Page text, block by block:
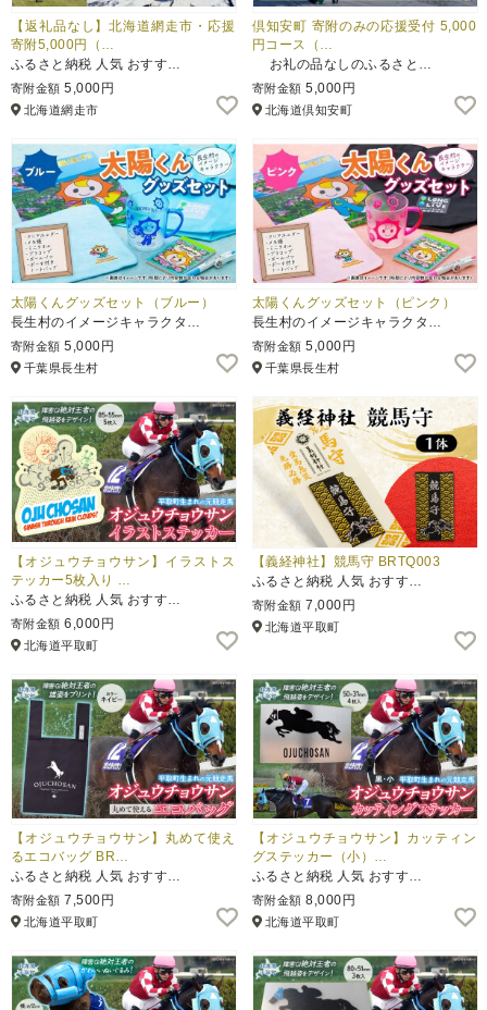
【返礼品なし】北海道網走市・応援
寄附5,000円（…
ふるさと納税 人気 おすす…
寄附金額 5,000円
北海道網走市
倶知安町 寄附のみの応援受付 5,000
円コース（…
お礼の品なしのふるさと…
寄附金額 5,000円
北海道倶知安町
太陽くんグッズセット（ブルー）
長生村のイメージキャラクタ…
寄附金額 5,000円
千葉県長生村
太陽くんグッズセット（ピンク）
長生村のイメージキャラクタ…
寄附金額 5,000円
千葉県長生村
【オジュウチョウサン】イラストス
テッカー5枚入り …
ふるさと納税 人気 おすす…
寄附金額 6,000円
北海道平取町
【義経神社】競馬守 BRTQ003
ふるさと納税 人気 おすす…
寄附金額 7,000円
北海道平取町
【オジュウチョウサン】丸めて使え
るエコバッグ BR…
ふるさと納税 人気 おすす…
寄附金額 7,500円
北海道平取町
【オジュウチョウサン】カッティン
グステッカー（小）…
ふるさと納税 人気 おすす…
寄附金額 8,000円
北海道平取町